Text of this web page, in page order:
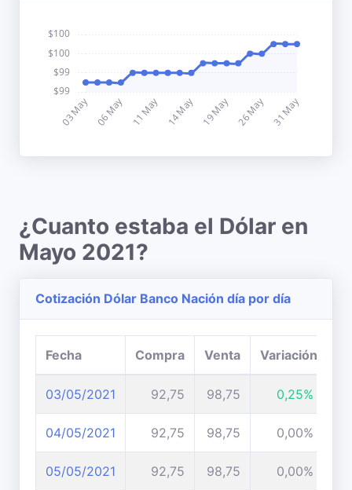
¿Cuanto estaba el Dólar en
Mayo 2021?
Cotización Dólar Banco Nación día por día
Fecha Compra Venta Variación
03/05/2021 92,75 98,75 0,25%
04/05/2021 92,75 98,75 0,00%
05/05/2021 92,75 98,75 0,00%